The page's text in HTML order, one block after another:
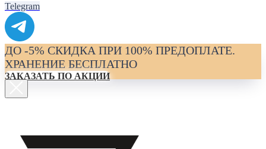
Telegram
ДО -5% СКИДКА ПРИ 100% ПРЕДОПЛАТЕ.
ХРАНЕНИЕ БЕСПЛАТНО
ЗАКАЗАТЬ ПО АКЦИИ